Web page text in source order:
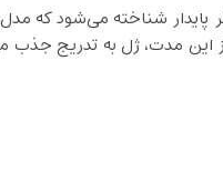
این مدت، ژل به تدریج جذب